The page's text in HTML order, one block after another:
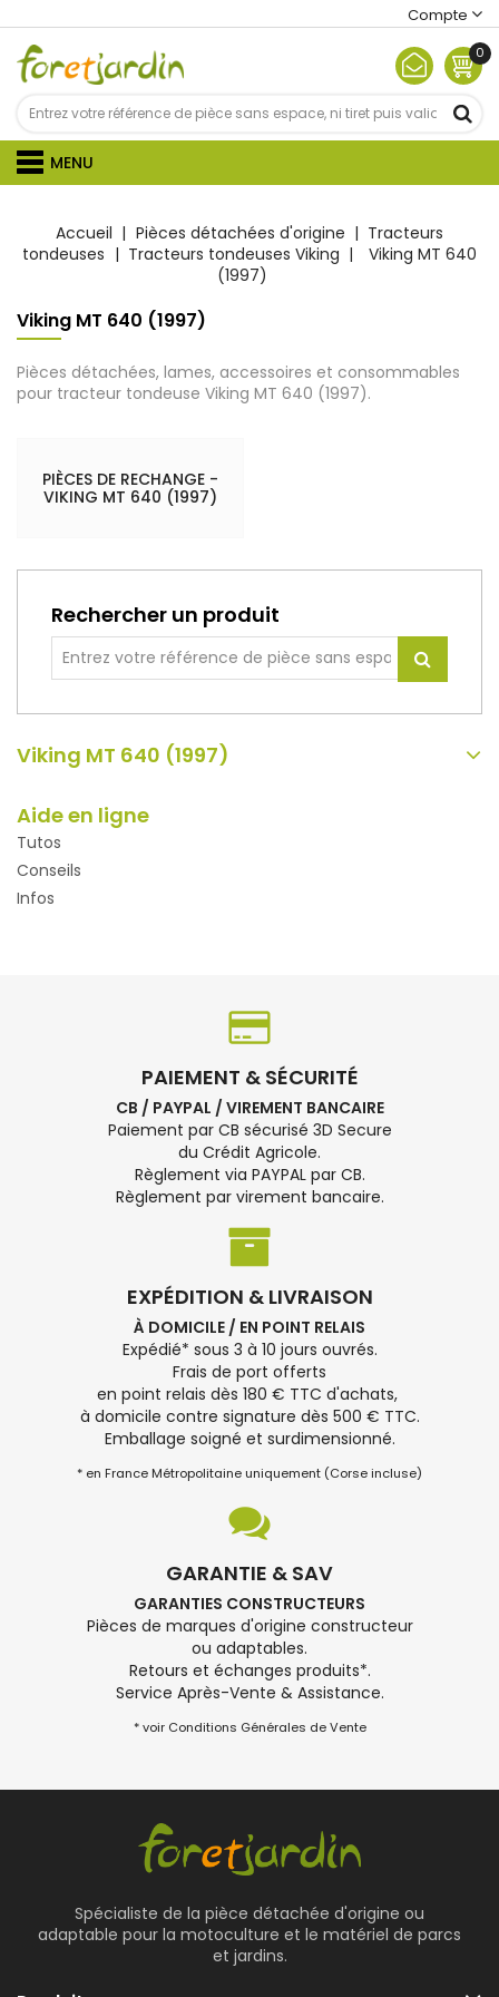
Compte
0
MENU
Accueil Pièces détachées d'origine
Tracteurs
tondeuses
Tracteurs tondeuses Viking
Viking MT 640
(1997)
Viking MT 640 (1997)
Pièces détachées, lames, accessoires et consommables
pour tracteur tondeuse Viking MT 640 (1997).
PIÈCES DE RECHANGE -
VIKING MT 640 (1997)
Rechercher un produit
Viking MT 640 (1997)
Aide en ligne
Tutos
Conseils
Infos
PAIEMENT & SÉCURITÉ
CB / PAYPAL / VIREMENT BANCAIRE
Paiement par CB sécurisé 3D Secure
du Crédit Agricole.
Règlement via PAYPAL par CB.
Règlement par virement bancaire.
EXPÉDITION & LIVRAISON
À DOMICILE / EN POINT RELAIS
Expédié* sous 3 à 10 jours ouvrés.
Frais de port offerts
en point relais dès 180 € TTC d'achats,
à domicile contre signature dès 500 € TTC.
Emballage soigné et surdimensionné.
* en France Métropolitaine uniquement (Corse incluse)
GARANTIE & SAV
GARANTIES CONSTRUCTEURS
Pièces de marques d'origine constructeur
ou adaptables.
Retours et échanges produits*.
Service Après-Vente & Assistance.
* voir Conditions Générales de Vente
Spécialiste de la pièce détachée d'origine ou
adaptable pour la motoculture et le matériel de parcs
et jardins.